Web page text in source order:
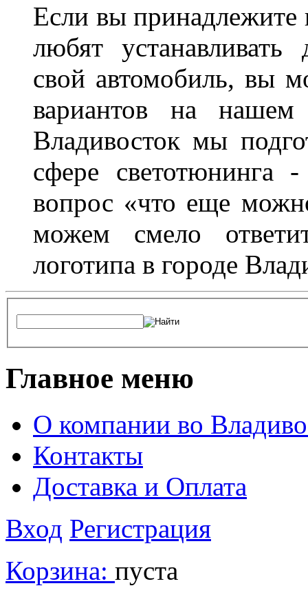
Если вы принадлежите
любят устанавливать
свой автомобиль, вы
вариантов на
Владивосток мы
сфере светотюнинга
вопрос «что еще
можем смело
логотипа в городе
Главное меню
О компании во
Контакты
Доставка и Оплата
Вход Регистрация
Корзина: пуста